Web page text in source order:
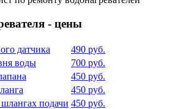
- цены
датчика
490 руб.
воды
700 руб.
450 руб.
450 руб.
подачи 450 руб.